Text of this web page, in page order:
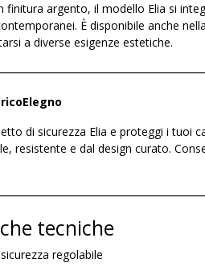
finitura argento, il modello Elia si
È disponibile anche
a diverse esigenze estetiche.
di sicurezza Elia e proteggi i tuoi
resistente e dal design curato.
tecniche
regolabile